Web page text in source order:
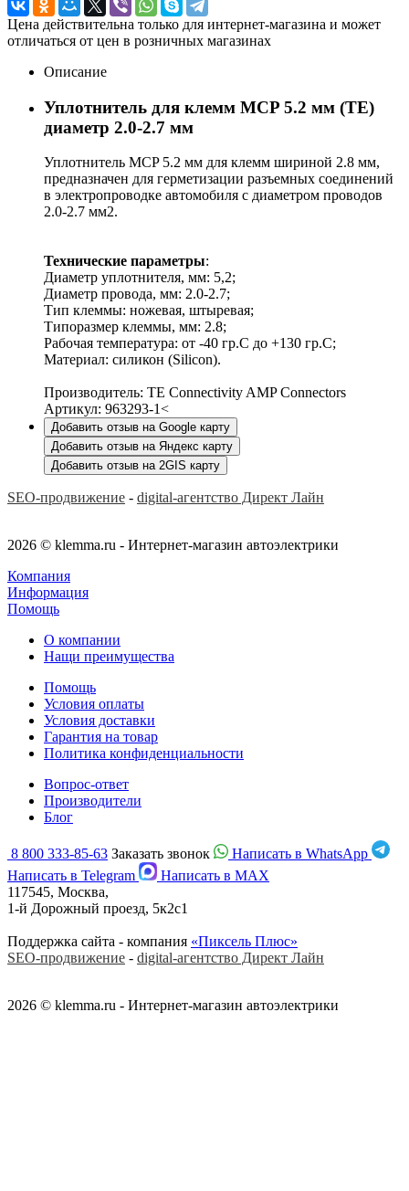
Цена действительна только для интернет-магазина и может
отличаться от цен в розничных магазинах
Описание
Уплотнитель для клемм MCP 5.2 мм (TE)
диаметр 2.0-2.7 мм
Уплотнитель MCP 5.2 мм для клемм шириной 2.8 мм,
предназначен для герметизации разъемных соединений
в электропроводке автомобиля с диаметром проводов
2.0-2.7 мм2.
Технические параметры:
Диаметр уплотнителя, мм: 5,2;
Диаметр провода, мм: 2.0-2.7;
Тип клеммы: ножевая, штыревая;
Типоразмер клеммы, мм: 2.8;
Рабочая температура: от -40 гр.C до +130 гр.C;
Материал: силикон (Silicon).
Производитель: TE Connectivity AMP Connectors
Артикул: 963293-1<
Добавить отзыв на Google карту
Добавить отзыв на Яндекс карту
Добавить отзыв на 2GIS карту
SEO-продвижение - digital-агентство Директ Лайн
2026 © klemma.ru - Интернет-магазин автоэлектрики
Компания
Информация
Помощь
О компании
Нащи преимущества
Помощь
Условия оплаты
Условия доставки
Гарантия на товар
Политика конфиденциальности
Вопрос-ответ
Производители
Блог
8 800 333-85-63 Заказать звонок
Написать в WhatsApp
Написать в Telegram
Написать в MAX
117545, Москва,
1-й Дорожный проезд, 5к2с1
Поддержка сайта - компания «Пиксель Плюс»
SEO-продвижение - digital-агентство Директ Лайн
2026 © klemma.ru - Интернет-магазин автоэлектрики